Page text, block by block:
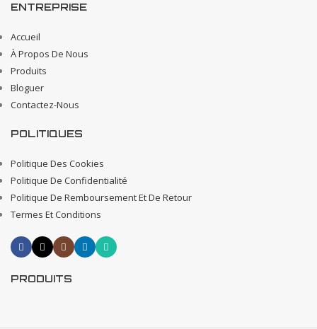
ENTREPRISE
Accueil
À Propos De Nous
Produits
Bloguer
Contactez-Nous
POLITIQUES
Politique Des Cookies
Politique De Confidentialité
Politique De Remboursement Et De Retour
Termes Et Conditions
PRODUITS